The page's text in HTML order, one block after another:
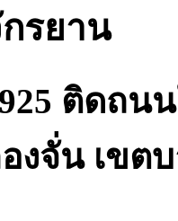
รยาน
ติดถ
งจั่น เขต